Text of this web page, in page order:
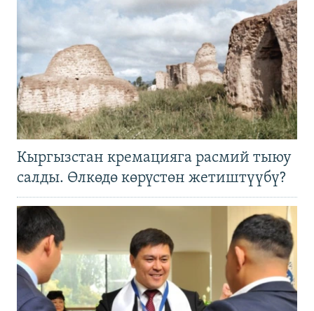
Кыргызстан кремацияга расмий тыюу
салды. Өлкөдө көрүстөн жетиштүүбү?